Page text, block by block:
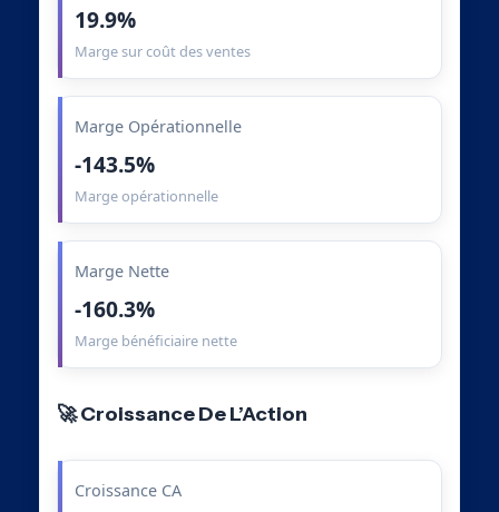
19.9%
Marge sur coût des ventes
Marge Opérationnelle
-143.5%
Marge opérationnelle
Marge Nette
-160.3%
Marge bénéficiaire nette
🚀 Croissance De L’Action
Croissance CA